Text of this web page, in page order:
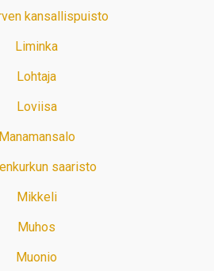
kansallispuisto
Liminka
Lohtaja
Loviisa
Manamansalo
saaristo
Mikkeli
Muhos
Muonio